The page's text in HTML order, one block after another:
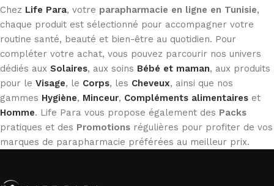
Chez Life Para, votre parapharmacie en ligne en Tunisie,
chaque produit est sélectionné pour accompagner votre
routine santé, beauté et bien-être au quotidien. Pour
compléter votre achat, vous pouvez parcourir nos univers
dédiés aux Solaires, aux soins Bébé et maman, aux produits
pour le Visage, le Corps, les Cheveux, ainsi que nos
gammes Hygiène, Minceur, Compléments alimentaires et
Homme. Life Para vous propose également des Packs
pratiques et des Promotions régulières pour profiter de vos
marques de parapharmacie préférées au meilleur prix.